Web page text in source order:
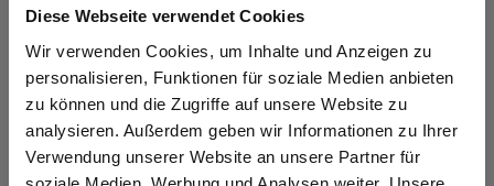
Diese Webseite verwendet Cookies
Wir verwenden Cookies, um Inhalte und Anzeigen zu
personalisieren, Funktionen für soziale Medien anbieten
zu können und die Zugriffe auf unsere Website zu
analysieren. Außerdem geben wir Informationen zu Ihrer
Verwendung unserer Website an unsere Partner für
Enjoy Jazz Magazin
Neues aus der Welt von Enjoy Jazz